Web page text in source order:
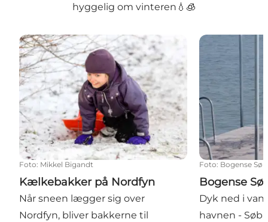
hyggelig om vinteren💧🧊
Kælkebakker på Nordfyn
Foto: Mikkel Bigandt
Kælkebakker på Nordfyn
Når sneen lægger sig over
Nordfyn, bliver bakkerne til
Bogense
Foto: Bogense
Bogense
Dyk ned i
havnen -